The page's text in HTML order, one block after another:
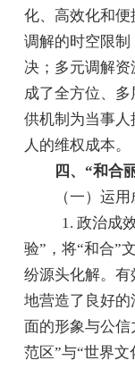
化、高效化和
调解的时空限
决；多元调解
成了全方位、
供机制为当事
人的维权成本。
四、“和合
（一）运
1. 政治成
验”，将“和合”
纷源头化解。
地营造了良好
面的形象与公
范区”与“世界文